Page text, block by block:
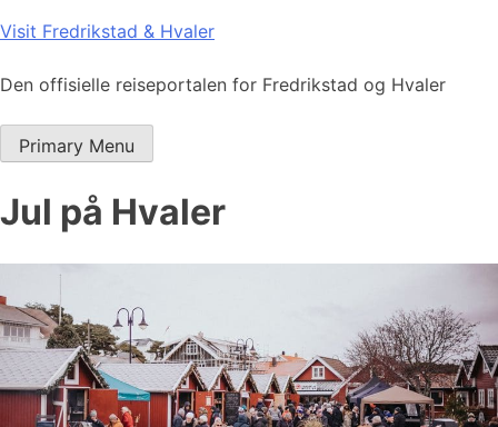
Skip
content
Visit Fredrikstad & Hvaler
Den offisielle reiseportalen for Fredrikstad og Hvaler
Primary Menu
Jul på Hvaler